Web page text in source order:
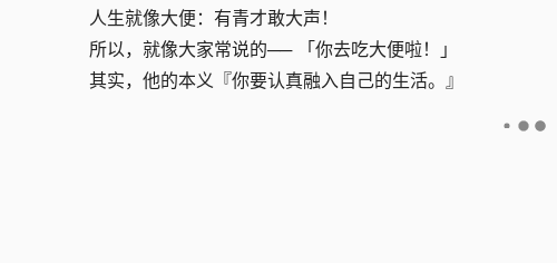
人生就像大便：有青才敢大声！
所以，就像大家常说的── 「你去吃大便啦！」
其实，他的本义『你要认真融入自己的生活。』